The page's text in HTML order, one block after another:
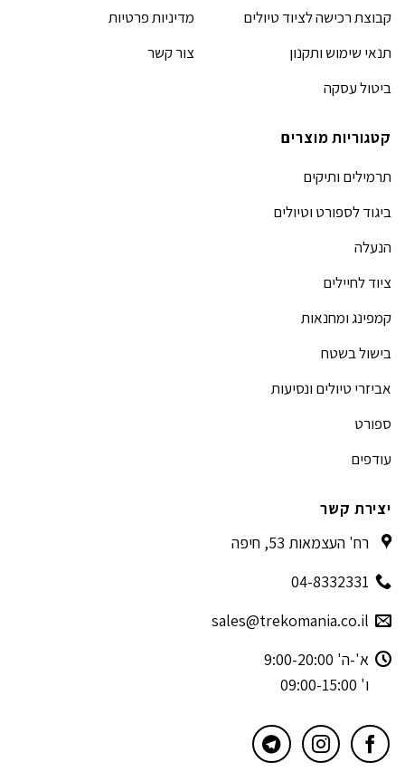
קבוצת רכישה לציוד טיולים
תנאי שימוש ותקנון
ביטול עסקה
מדיניות פרטיות
צור קשר
קטגוריות מוצרים
תרמילים ותיקים
ביגוד לספורט וטיולים
הנעלה
ציוד לחיילים
קמפינג ומחנאות
בישול בשטח
אביזרי טיולים ונסיעות
ספורט
עודפים
יצירת קשר
רח' העצמאות 53, חיפה
04-8332331
sales@trekomania.co.il
א'-ה' 9:00-20:00
ו' 09:00-15:00